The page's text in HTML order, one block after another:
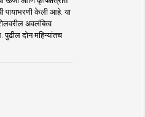
पायाभरणी केली आहे. या
अवलंबित्व
पुढील दोन महिन्यांतच